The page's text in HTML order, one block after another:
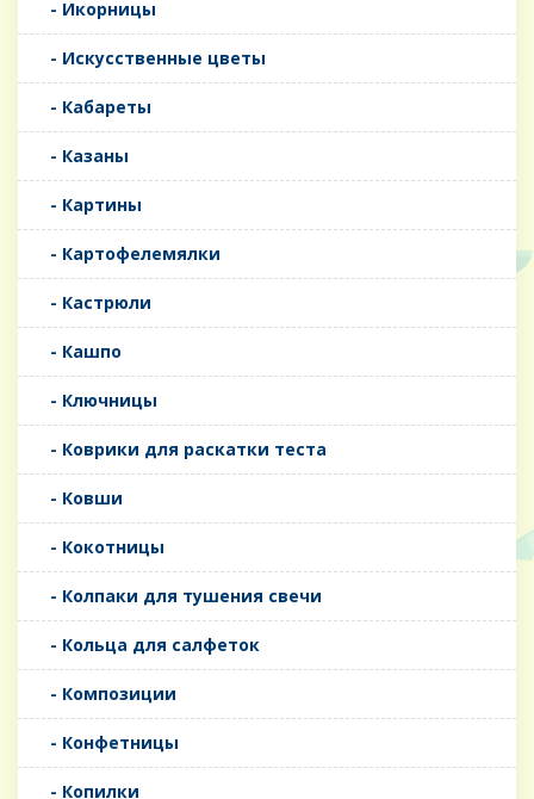
- Икорницы
- Искусственные цветы
- Кабареты
- Казаны
- Картины
- Картофелемялки
- Кастрюли
- Кашпо
- Ключницы
- Коврики для раскатки теста
- Ковши
- Кокотницы
- Колпаки для тушения свечи
- Кольца для салфеток
- Композиции
- Конфетницы
- Копилки